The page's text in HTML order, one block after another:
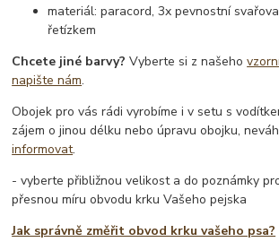
materiál: paracord, 3x pevnostní
řetízkem
Chcete jiné barvy? Vyberte si z našeho
napište nám.
Obojek pro vás rádi vyrobíme i v setu s
zájem o jinou délku nebo úpravu obojku,
informovat.
- vyberte přibližnou velikost a do poznámky
přesnou míru obvodu krku Vašeho pejska
Jak správně změřit obvod krku vašeho psa?